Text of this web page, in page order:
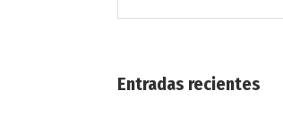
Entradas recientes